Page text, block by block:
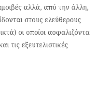
αλλά, από την άλλη,
στους ελεύθερους
οι οποίοι ασφαλιζόντα
τις εξευτελιστικές